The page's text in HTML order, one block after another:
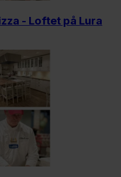
- Loftet på Lura